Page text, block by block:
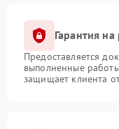
Гарантия
Предоставляется
выполненные
защищает клиента